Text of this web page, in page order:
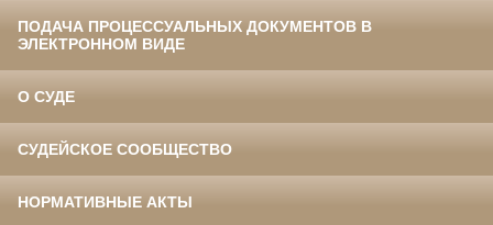
ПОДАЧА ПРОЦЕССУАЛЬНЫХ ДОКУМЕНТОВ В
ЭЛЕКТРОННОМ ВИДЕ
О СУДЕ
СУДЕЙСКОЕ СООБЩЕСТВО
НОРМАТИВНЫЕ АКТЫ